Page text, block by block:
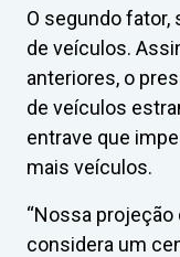
O segundo fator,
de veículos.
anteriores, o
de veículos
entrave que
mais veículos.
“Nossa projeção
considera um